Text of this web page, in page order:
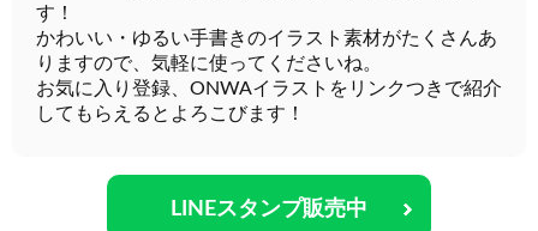
す！
かわいい・ゆるい手書きのイラスト素材がたくさんあ
りますので、気軽に使ってくださいね。
お気に入り登録、ONWAイラストをリンクつきで紹介
してもらえるとよろこびます！
LINEスタンプ販売中